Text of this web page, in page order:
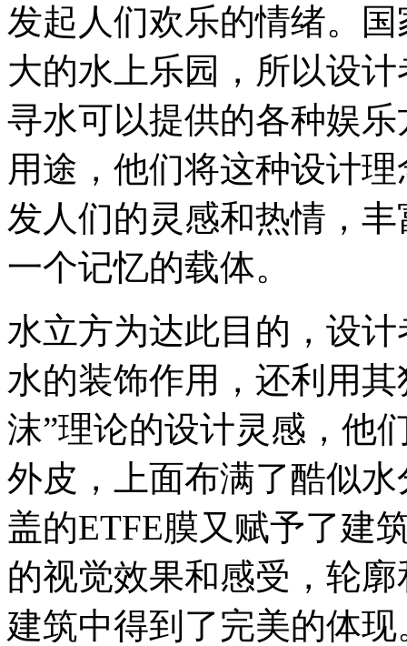
发起人们欢乐的情绪。
大的水上乐园，所以设
寻水可以提供的各种娱
用途，他们将这种设计
发人们的灵感和热情，
一个记忆的载体。
水立方为达此目的，设
水的装饰作用，还利用
沫”理论的设计灵感，他
外皮，上面布满了酷似
盖的ETFE膜又赋予了建
的视觉效果和感受，轮
建筑中得到了完美的体